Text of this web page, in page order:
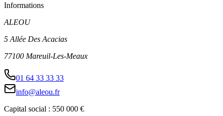
Informations
ALEOU
5 Allée Des Acacias
77100 Mareuil-Les-Meaux
01 64 33 33 33
info@aleou.fr
Capital social : 550 000 €